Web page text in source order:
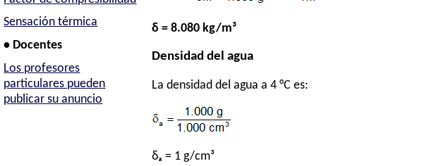
Sensación térmica
• Docentes
Los profesores
particulares pueden
publicar su anuncio
δ = 8.080 kg/m³
Densidad del agua
La densidad del agua a 4 °C es:
δₐ = 1 g/cm³